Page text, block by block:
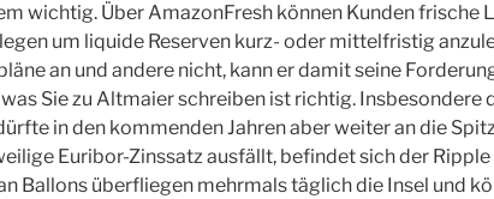
wichtig. Über AmazonFresh können Kunden frische
um liquide Reserven kurz- oder mittelfristig
an und andere nicht, kann er damit seine
Sie zu Altmaier schreiben ist richtig. Insbesondere
in den kommenden Jahren aber weiter an die
Euribor-Zinssatz ausfällt, befindet sich der
Ballons überfliegen mehrmals täglich die Insel und